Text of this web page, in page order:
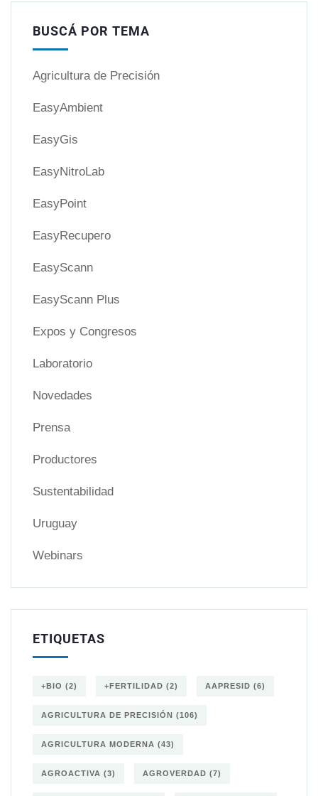
BUSCÁ POR TEMA
Agricultura de Precisión
EasyAmbient
EasyGis
EasyNitroLab
EasyPoint
EasyRecupero
EasyScann
EasyScann Plus
Expos y Congresos
Laboratorio
Novedades
Prensa
Productores
Sustentabilidad
Uruguay
Webinars
ETIQUETAS
+BIO (2) +FERTILIDAD (2) AAPRESID (6)
AGRICULTURA DE PRECISIÓN (106)
AGRICULTURA MODERNA (43)
AGROACTIVA (3) AGROVERDAD (7)